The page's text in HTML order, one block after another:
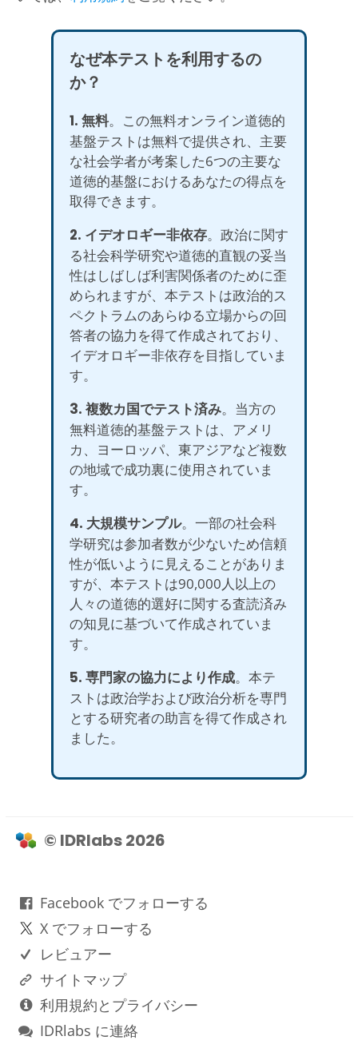
なぜ本テストを利用するの
か？
1. 無料。この無料オンライン道徳的
基盤テストは無料で提供され、主要
な社会学者が考案した6つの主要な
道徳的基盤におけるあなたの得点を
取得できます。
2. イデオロギー非依存。政治に関す
る社会科学研究や道徳的直観の妥当
性はしばしば利害関係者のために歪
められますが、本テストは政治的ス
ペクトラムのあらゆる立場からの回
答者の協力を得て作成されており、
イデオロギー非依存を目指していま
す。
3. 複数カ国でテスト済み。当方の
無料道徳的基盤テストは、アメリ
カ、ヨーロッパ、東アジアなど複数
の地域で成功裏に使用されていま
す。
4. 大規模サンプル。一部の社会科
学研究は参加者数が少ないため信頼
性が低いように見えることがありま
すが、本テストは90,000人以上の
人々の道徳的選好に関する査読済み
の知見に基づいて作成されていま
す。
5. 専門家の協力により作成。本テ
ストは政治学および政治分析を専門
とする研究者の助言を得て作成され
ました。
© IDRlabs 2026
Facebook でフォローする
X でフォローする
レビュアー
サイトマップ
利用規約とプライバシー
IDRlabs に連絡